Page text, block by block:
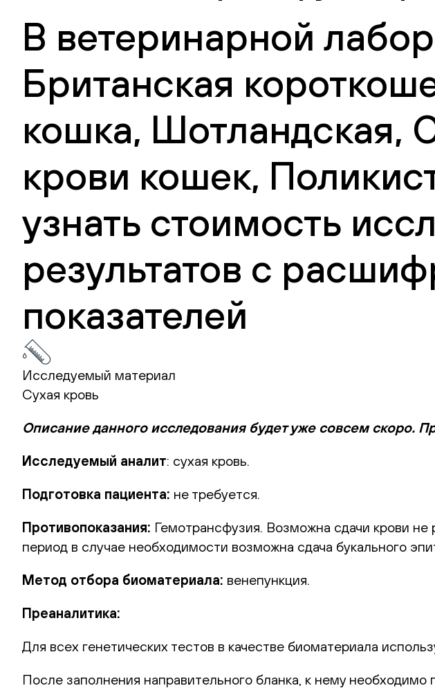
В ветеринарной
Британская
кошка, Шотландская,
крови кошек,
узнать стоимость
результатов с
показателей
Исследуемый материал
Сухая кровь
Описание данного исследования будет уже совсем скоро.
Исследуемый аналит: сухая кровь.
Подготовка пациента: не требуется.
Противопоказания: Гемотрансфузия. Возможна сдачи крови не
период в случае необходимости возможна сдача букального
Метод отбора биоматериала: венепункция.
Преаналитика:
Для всех генетических тестов в качестве биоматериала
После заполнения направительного бланка, к нему необходимо